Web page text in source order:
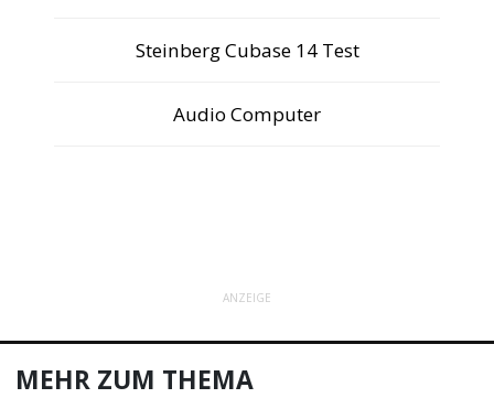
Steinberg Cubase 14 Test
Audio Computer
ANZEIGE
MEHR ZUM THEMA